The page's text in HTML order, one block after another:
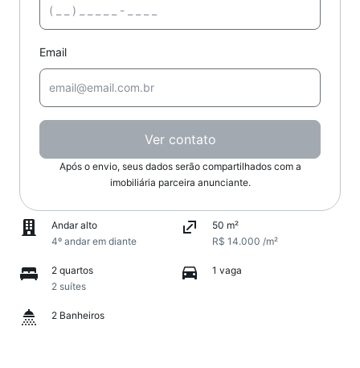
Email
Ver contato
Após o envio, seus dados serão compartilhados com a
imobiliária parceira anunciante.
Andar alto
4º andar em diante
50 m²
R$ 14.000 /m²
2 quartos
2 suítes
1 vaga
2 Banheiros